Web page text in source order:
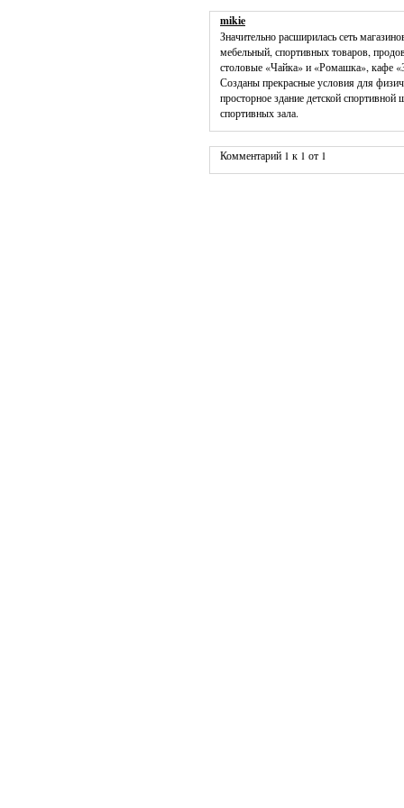
mikie
Значительно расширилась сеть
мебельный, спортивных товаров,
столовые «Чайка» и «Ромашка», кафе
Созданы прекрасные условия для
просторное здание детской
спортивных зала.
Комментарий 1 к 1 от 1